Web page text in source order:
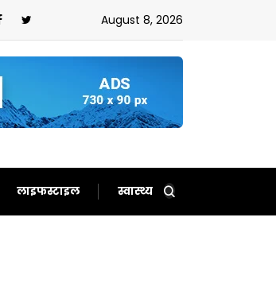
August 8, 2026
लाइफस्टाइल स्वास्थ्य